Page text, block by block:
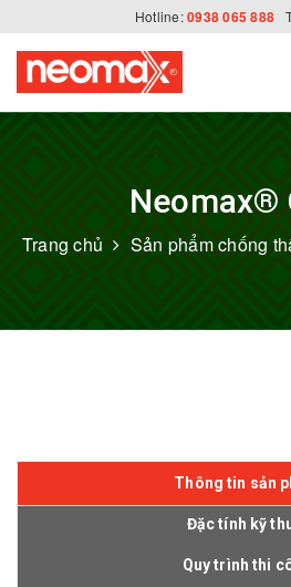
Hotline:0938 065 888
Neomax®
Trang chủ Sản phẩm chống
Thông tin sản
Đặc tính kỹ
Quy trình thi